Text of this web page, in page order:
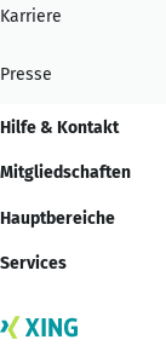
Karriere
Presse
Hilfe & Kontakt
Mitgliedschaften
Hauptbereiche
Services